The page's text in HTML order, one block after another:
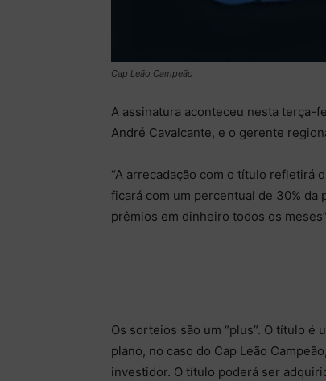
Cap Leão Campeão
A assinatura aconteceu nesta terça-
André Cavalcante, e o gerente
“A arrecadação com o título refletirá
ficará com um percentual de 30%
prêmios em dinheiro todos os
Os sorteios são um “plus”. O título
plano, no caso do Cap Leão
investidor. O título poderá ser